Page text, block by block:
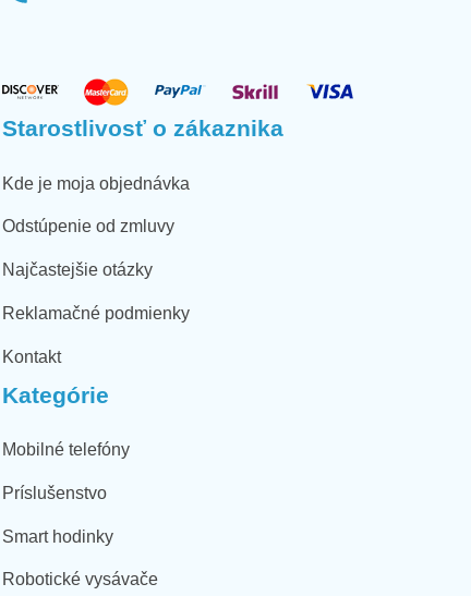
Starostlivosť o zákaznika
Kde je moja objednávka
Odstúpenie od zmluvy
Najčastejšie otázky
Reklamačné podmienky
Kontakt
Kategórie
Mobilné telefóny
Príslušenstvo
Smart hodinky
Robotické vysávače